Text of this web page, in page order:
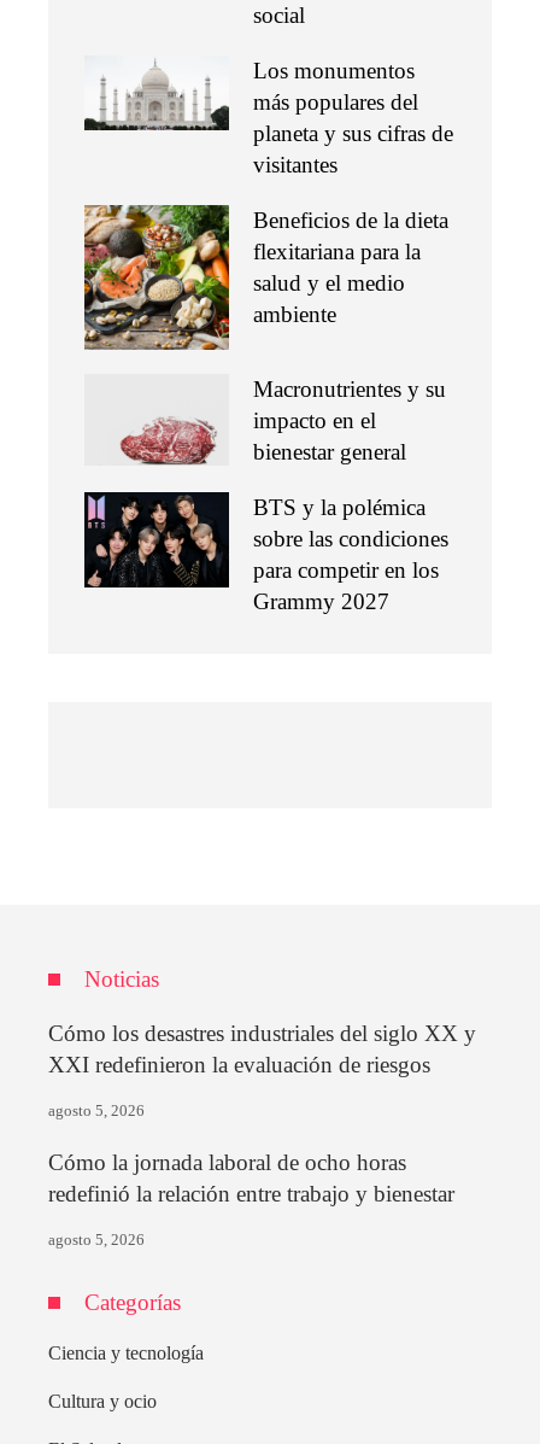
social
Los monumentos
más populares del
planeta y sus cifras de
visitantes
Beneficios de la dieta
flexitariana para la
salud y el medio
ambiente
Macronutrientes y su
impacto en el
bienestar general
BTS y la polémica
sobre las condiciones
para competir en los
Grammy 2027
Noticias
Cómo los desastres industriales del siglo XX y
XXI redefinieron la evaluación de riesgos
agosto 5, 2026
Cómo la jornada laboral de ocho horas
redefinió la relación entre trabajo y bienestar
agosto 5, 2026
Categorías
Ciencia y tecnología
Cultura y ocio